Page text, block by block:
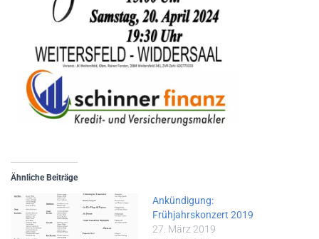
Ähnliche Beiträge
Ankündigung:
Frühjahrskonzert 2019
27. März 2019